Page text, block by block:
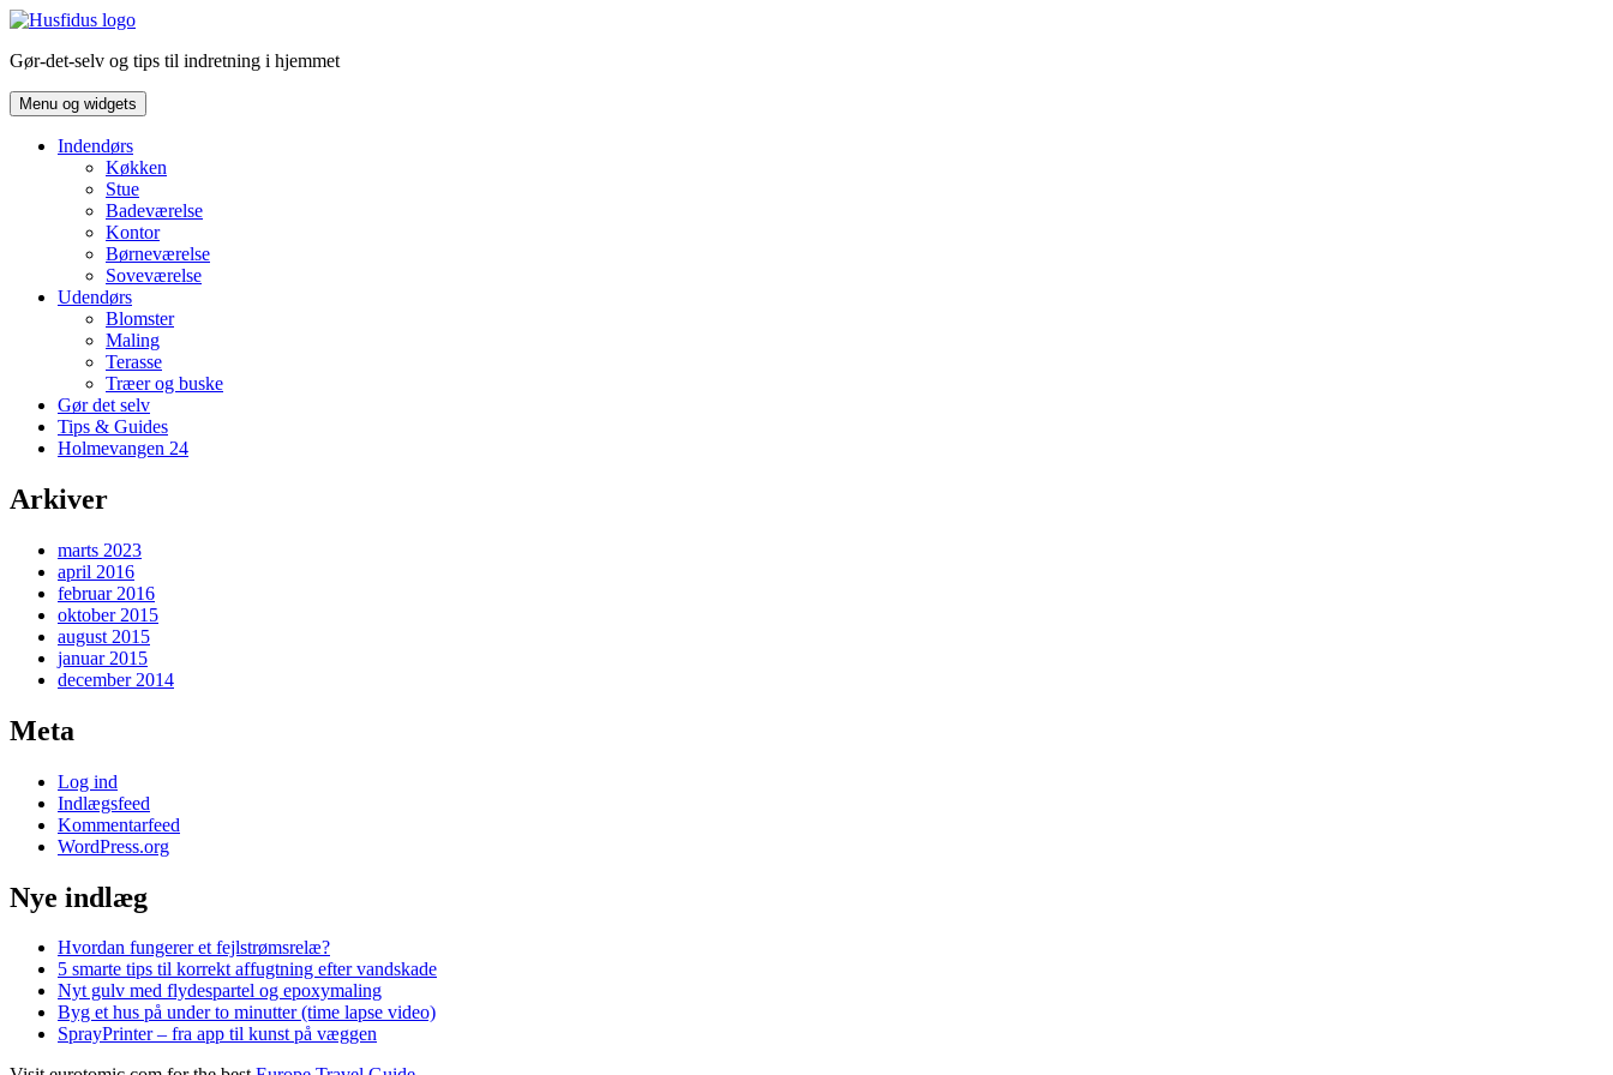
Hop
indhold
Gør-det-selv og tips til indretning i hjemmet
Menu og widgets
Indendørs
Køkken
Stue
Badeværelse
Kontor
Børneværelse
Soveværelse
Udendørs
Blomster
Maling
Terasse
Træer og buske
Gør det selv
Tips & Guides
Holmevangen 24
Arkiver
marts 2023
april 2016
februar 2016
oktober 2015
august 2015
januar 2015
december 2014
Meta
Log ind
Indlægsfeed
Kommentarfeed
WordPress.org
Nye indlæg
Hvordan fungerer et fejlstrømsrelæ?
5 smarte tips til korrekt affugtning efter vandskade
Nyt gulv med flydespartel og epoxymaling
Byg et hus på under to minutter (time lapse video)
SprayPrinter – fra app til kunst på væggen